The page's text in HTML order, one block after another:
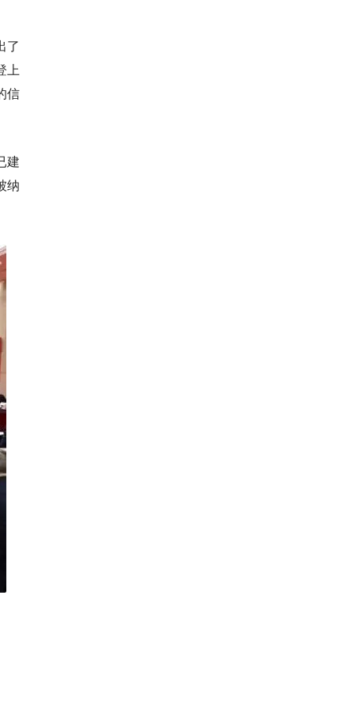
了
上
信
建
纳